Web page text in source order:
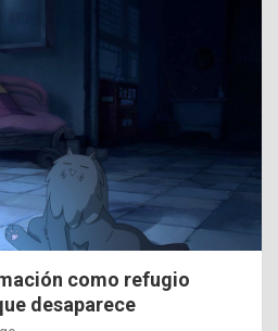
como refugio
desaparece